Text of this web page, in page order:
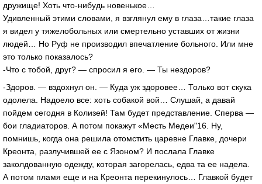
дружище! Хоть что-нибудь новенькое…
Удивленный этими словами, я взглянул ему в глаза…такие глаза
я видел у тяжелобольных или смертельно уставших от жизни
людей… Но Руф не производил впечатление больного. Или мне
это только показалось?
-Что с тобой, друг? — спросил я его. — Ты нездоров?
-Здоров. — вздохнул он. — Куда уж здоровее… Только вот скука
одолела. Надоело все: хоть собакой вой… Слушай, а давай
пойдем сегодня в Колизей! Там будет представление. Сперва —
бои гладиаторов. А потом покажут «Месть Медеи"16. Ну,
помнишь, когда она решила отомстить царевне Главке, дочери
Креонта, разлучившей ее с Язоном? И послала Главке
заколдованную одежду, которая загорелась, едва та ее надела.
А потом пламя еще и на Креонта перекинулось… Главкой будет